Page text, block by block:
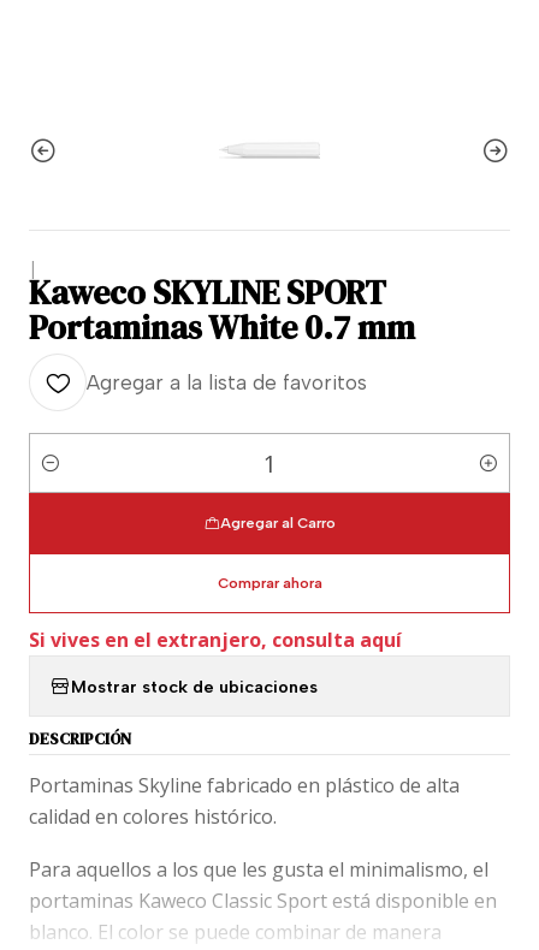
|
Kaweco SKYLINE SPORT
Portaminas White 0.7 mm
Agregar a la lista de favoritos
Cantidad
Agregar al Carro
Comprar ahora
Si vives en el extranjero, consulta aquí
Mostrar stock de ubicaciones
DESCRIPCIÓN
Portaminas Skyline fabricado en plástico de alta
calidad en colores histórico.
Para aquellos a los que les gusta el minimalismo, el
portaminas Kaweco Classic Sport está disponible en
blanco. El color se puede combinar de manera